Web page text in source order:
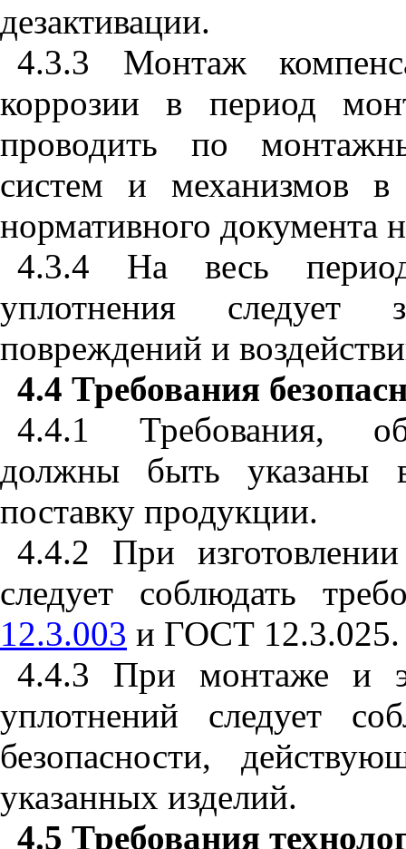
дезактивации.
4.3.3 Монтаж
коррозии в период
проводить по
систем и механизмов в
нормативного документа
4.3.4 На весь
уплотнения следует
повреждений и
4.4 Требования
4.4.1 Требования,
должны быть указаны
поставку продукции.
4.4.2 При
следует соблюдать
12.3.003 и ГОСТ 12.3.025.
4.4.3 При монтаже и
уплотнений следует
безопасности,
указанных изделий.
4.5 Требования